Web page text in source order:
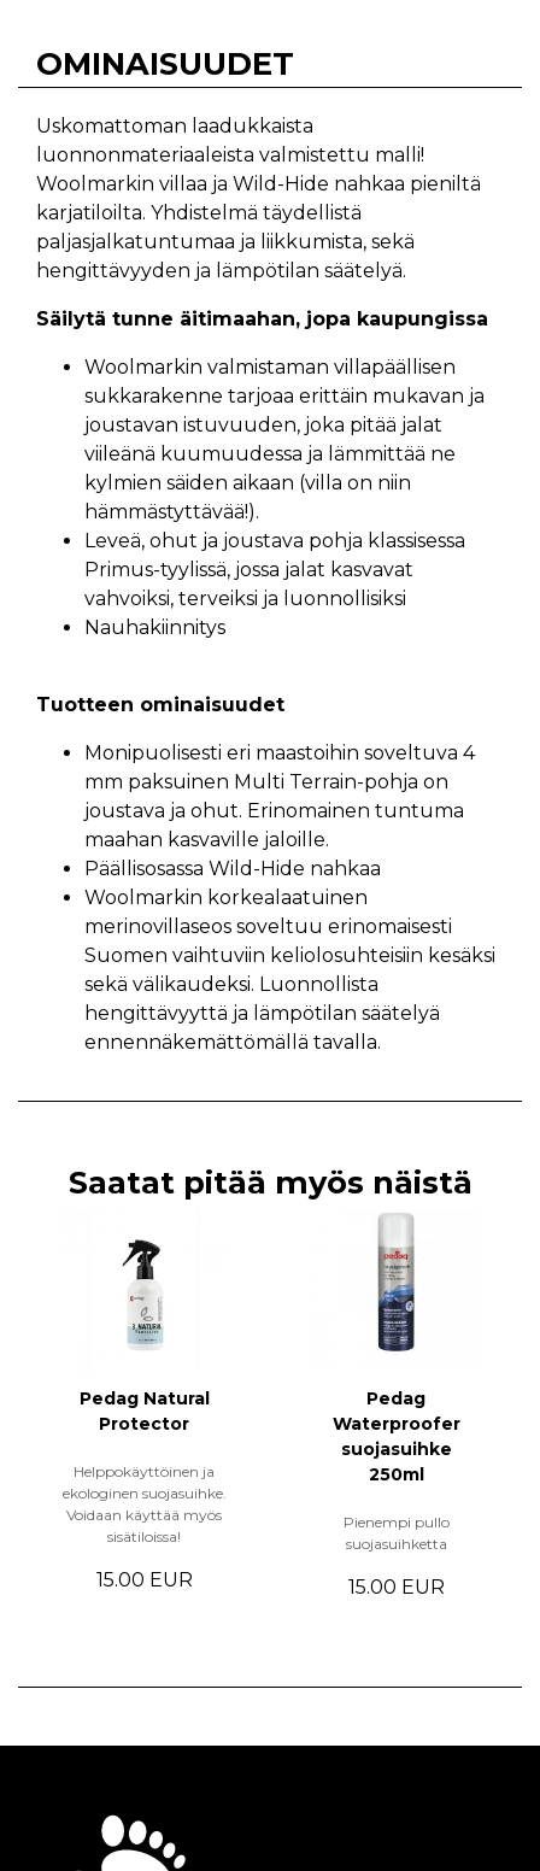
OMINAISUUDET
Uskomattoman laadukkaista
luonnonmateriaaleista valmistettu malli!
Woolmarkin villaa ja Wild-Hide nahkaa pieniltä
karjatiloilta. Yhdistelmä täydellistä
paljasjalkatuntumaa ja liikkumista, sekä
hengittävyyden ja lämpötilan säätelyä.
Säilytä tunne äitimaahan, jopa kaupungissa
Woolmarkin valmistaman villapäällisen
sukkarakenne tarjoaa erittäin mukavan ja
joustavan istuvuuden, joka pitää jalat
viileänä kuumuudessa ja lämmittää ne
kylmien säiden aikaan (villa on niin
hämmästyttävää!).
Leveä, ohut ja joustava pohja klassisessa
Primus-tyylissä, jossa jalat kasvavat
vahvoiksi, terveiksi ja luonnollisiksi
Nauhakiinnitys
Tuotteen ominaisuudet
Monipuolisesti eri maastoihin soveltuva 4
mm paksuinen Multi Terrain-pohja on
joustava ja ohut. Erinomainen tuntuma
maahan kasvaville jaloille.
Päällisosassa Wild-Hide nahkaa
Woolmarkin korkealaatuinen
merinovillaseos soveltuu erinomaisesti
Suomen vaihtuviin keliolosuhteisiin kesäksi
sekä välikaudeksi. Luonnollista
hengittävyyttä ja lämpötilan säätelyä
ennennäkemättömällä tavalla.
Saatat pitää myös näistä
Pedag Natural
Protector
Helppokäyttöinen ja
ekologinen suojasuihke.
Voidaan käyttää myös
sisätiloissa!
15.00 EUR
Pedag
Waterproofer
suojasuihke
250ml
Pienempi pullo
suojasuihketta
15.00 EUR